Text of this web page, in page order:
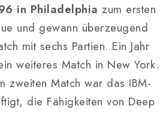
in Philadelphia zum ersten
und gewann überzeugend
mit sechs Partien. Ein Jahr
weiteres Match in New York.
zweiten Match war das IBM-
die Fähigkeiten von Deep